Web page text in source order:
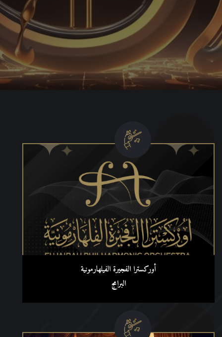
أوركسترا الفجيرة الفيلهارمونية
البرامج